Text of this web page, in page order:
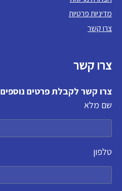
מדיניות פרטיות
צרו קשר
צרו קשר
צרו קשר לקבלת פרטים נוספים
שם מלא
טלפון